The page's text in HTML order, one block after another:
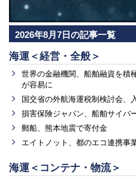
2026年8月7日の記事一覧
海運＜経営・全般＞
世界の金融機関、船舶融資を積
が容易に
国交省の外航海運税制検討会、
損害保険ジャパン、船舶サイバ
郵船、熊本地震で寄付金
エイトノット、都のエコ連携事
海運＜コンテナ・物流＞